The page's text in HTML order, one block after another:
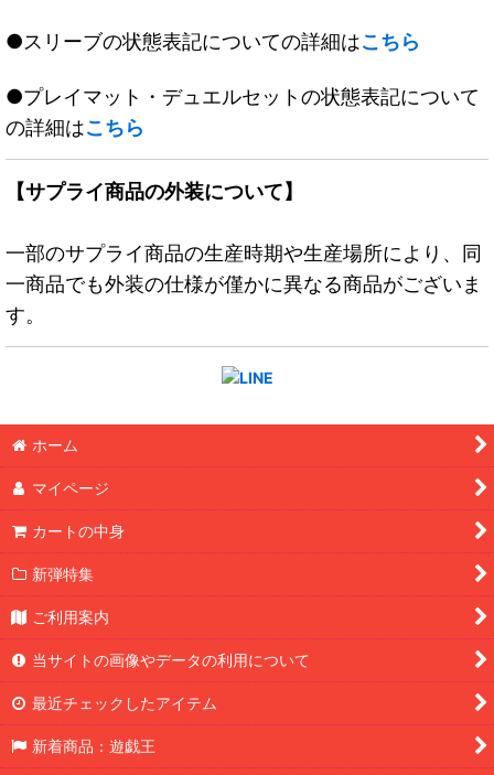
●スリーブの状態表記についての詳細はこちら
●プレイマット・デュエルセットの状態表記について
の詳細はこちら
【サプライ商品の外装について】
一部のサプライ商品の生産時期や生産場所により、同
一商品でも外装の仕様が僅かに異なる商品がございま
す。
ホーム
マイページ
カートの中身
新弾特集
ご利用案内
当サイトの画像やデータの利用について
最近チェックしたアイテム
新着商品：遊戯王